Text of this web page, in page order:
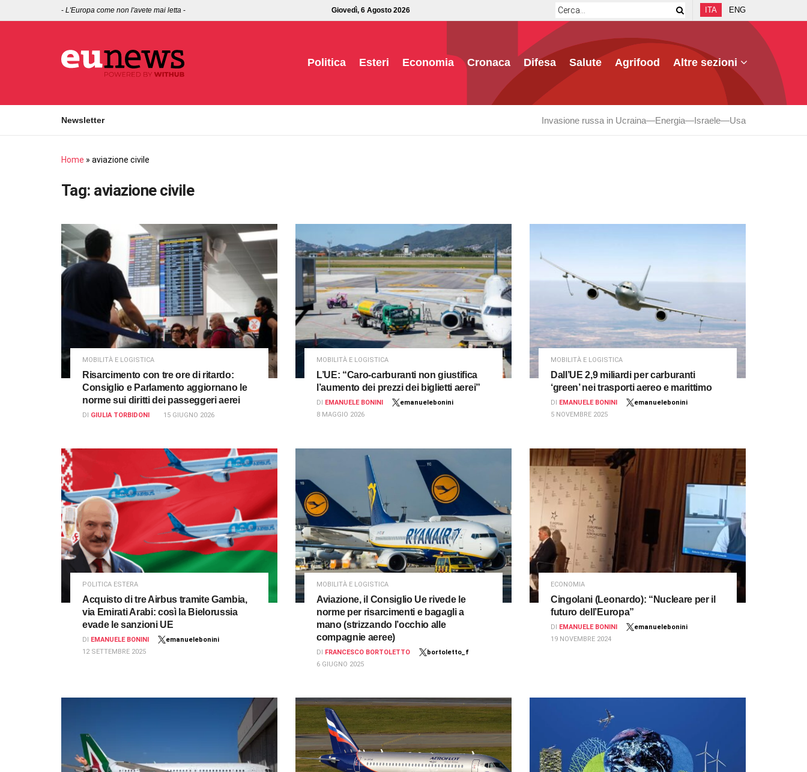
- L'Europa come non l'avete mai letta - Giovedì, 6 Agosto 2026 ITA ENG
Politica Esteri Economia Cronaca Difesa Salute Agrifood Altre sezioni
Newsletter Invasione russa in Ucraina Energia Israele Usa
Home » aviazione civile
Tag: aviazione civile
MOBILITÀ E LOGISTICA
Risarcimento con tre ore di ritardo:
Consiglio e Parlamento aggiornano le
norme sui diritti dei passeggeri aerei
DI GIULIA TORBIDONI 15 GIUGNO 2026
MOBILITÀ E LOGISTICA
L’UE: “Caro-carburanti non giustifica
l’aumento dei prezzi dei biglietti aerei”
DI EMANUELE BONINI
emanuelebonini
8 MAGGIO 2026
MOBILITÀ E LOGISTICA
Dall’UE 2,9 miliardi per carburanti
‘green’ nei trasporti aereo e marittimo
DI EMANUELE BONINI
emanuelebonini
5 NOVEMBRE 2025
POLITICA ESTERA
Acquisto di tre Airbus tramite Gambia,
via Emirati Arabi: così la Bielorussia
evade le sanzioni UE
DI EMANUELE BONINI
emanuelebonini
12 SETTEMBRE 2025
MOBILITÀ E LOGISTICA
Aviazione, il Consiglio Ue rivede le
norme per risarcimenti e bagagli a
mano (strizzando l’occhio alle
compagnie aeree)
DI FRANCESCO BORTOLETTO
bortoletto_f
6 GIUGNO 2025
ECONOMIA
Cingolani (Leonardo): “Nucleare per il
futuro dell’Europa”
DI EMANUELE BONINI
emanuelebonini
19 NOVEMBRE 2024